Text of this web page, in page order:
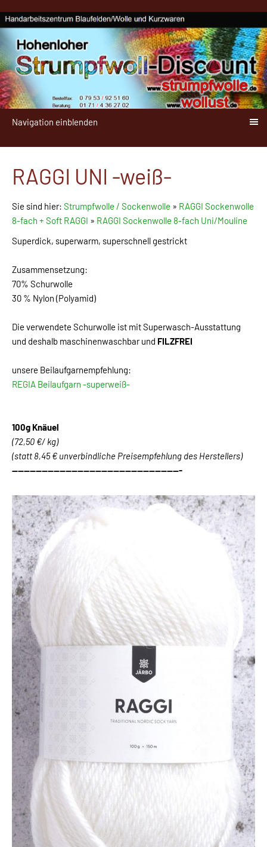
Navigation einblenden
RAGGI UNI -weiß-
Sie sind hier: Strumpfwolle / Sockenwolle » RAGGI Sockenwolle
8-fach + Soft RAGGI » RAGGI Sockenwolle 8-fach Uni/Mouline
Superdick, superwarm, superschnell gestrickt
Zusammensetzung:
70% Schurwolle
30 % Nylon (Polyamid)
Die verwendete Schurwolle ist mit Superwasch-Ausstattung
und deshalb maschinenwaschbar und FILZFREI
unsere Beilaufgarnempfehlung:
REGIA Beilaufgarn -superweiß-
100g Knäuel
(72,50 €/ kg)
(statt 8,45 € unverbindliche Preisempfehlung des Herstellers)
---------------------------------------------------------